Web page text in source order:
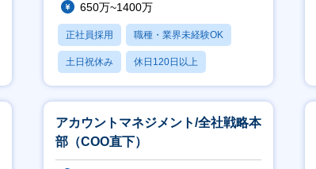
650万~1400万
正社員採用 職種・業界未経験OK
土日祝休み 休日120日以上
月残業20時間以内
アカウントマネジメント/全社戦略本
部（COO直下）